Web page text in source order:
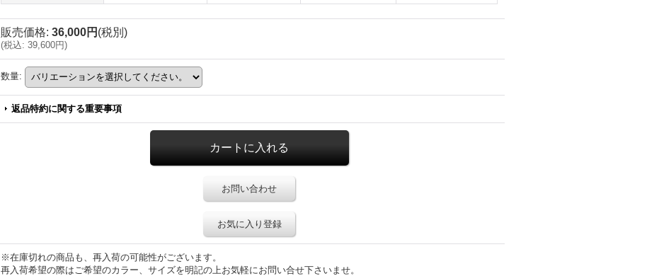
販売価格: 36,000円 (税別)
(税込: 39,600円)
数量:
返品特約に関する重要事項
お問い合わせ
お気に入り登録
※在庫切れの商品も、再入荷の可能性がございます。
再入荷希望の際はご希望のカラー、サイズを明記の上お気軽にお問い合せ下さいませ。